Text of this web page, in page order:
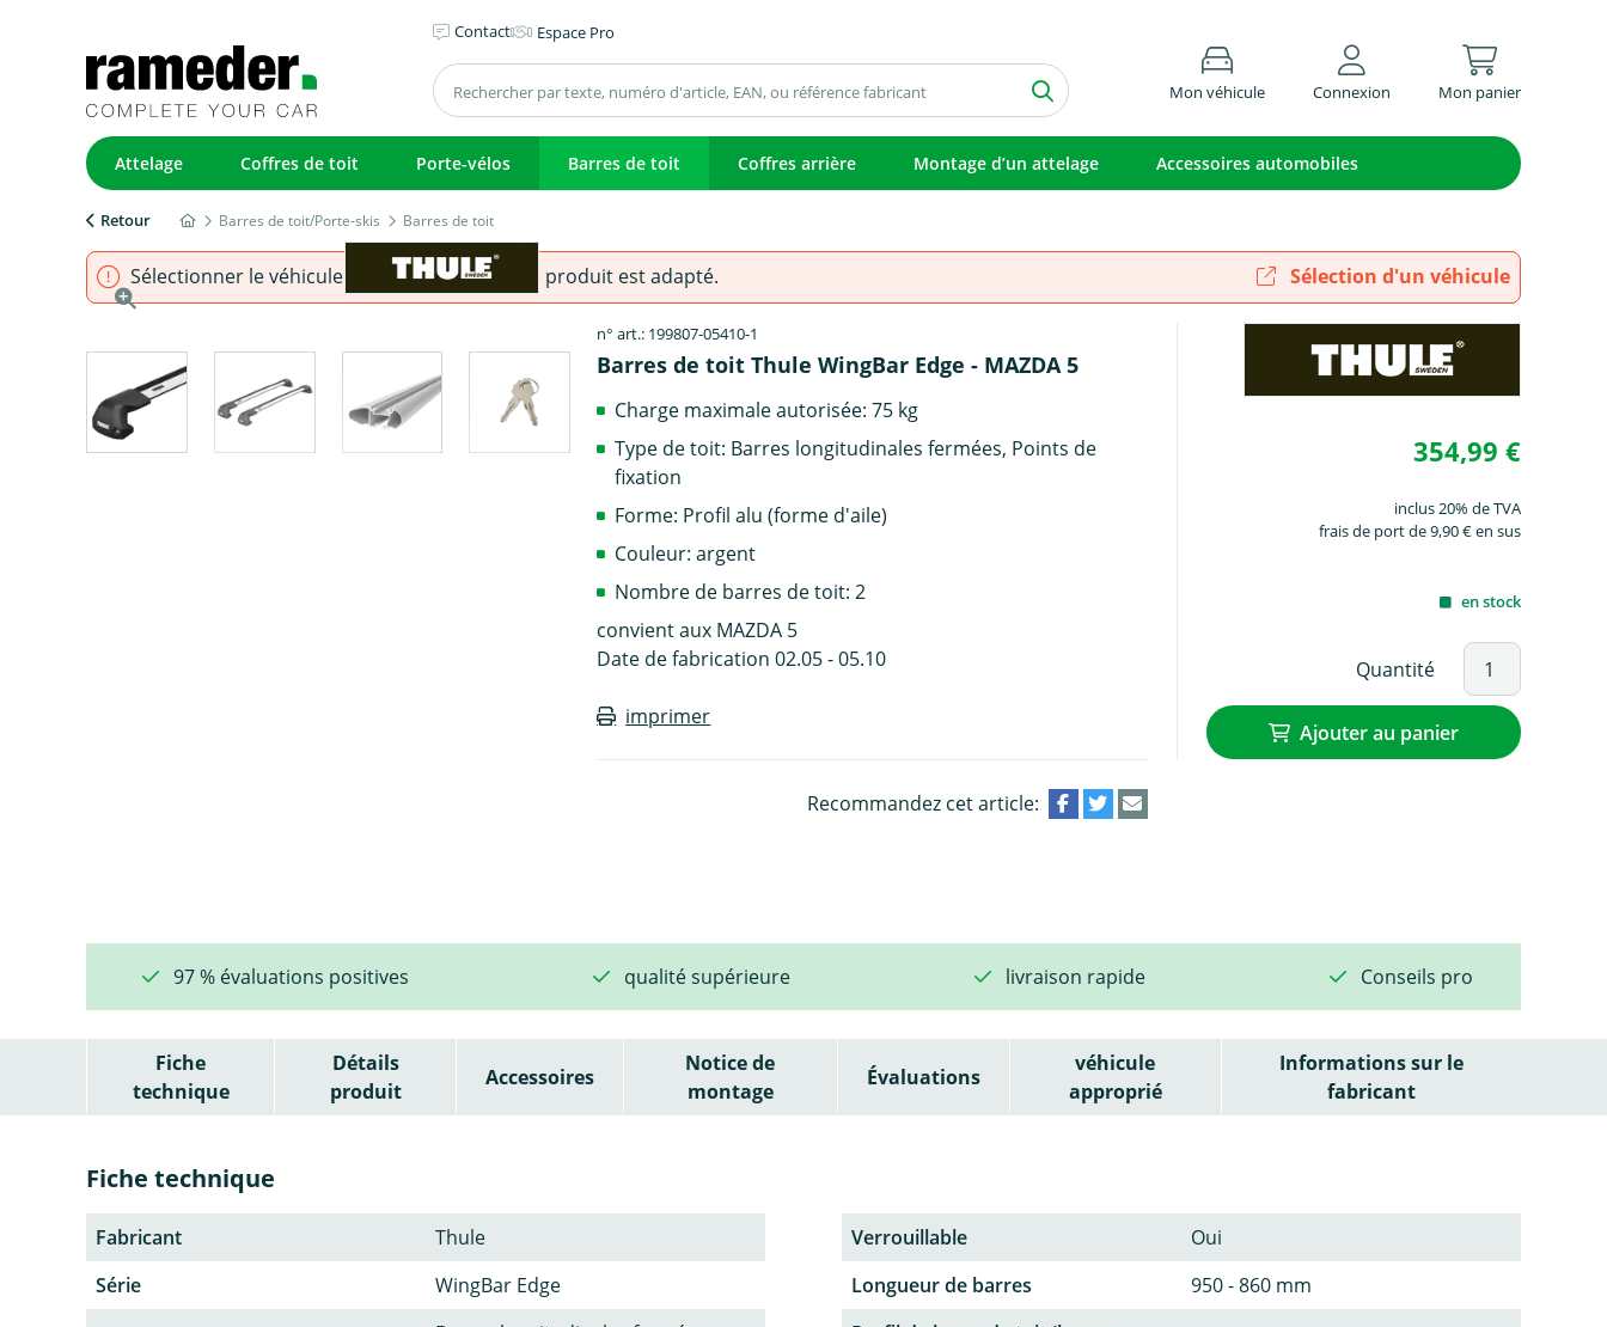
Contact Espace Pro
Mon véhicule Connexion Mon panier
Attelage Coffres de toit Porte-vélos Barres de toit Coffres arrière Montage d’un attelage Accessoires automobiles
Retour Barres de toit/Porte-skis Barres de toit
Sélectionner le véhicule pour s'assurer que le produit est adapté. Sélection d'un véhicule
n° art.: 199807-05410-1
Barres de toit Thule WingBar Edge - MAZDA 5
Charge maximale autorisée: 75 kg
Type de toit: Barres longitudinales fermées, Points de
fixation
Forme: Profil alu (forme d'aile)
Couleur: argent
Nombre de barres de toit: 2
convient aux MAZDA 5
Date de fabrication 02.05 - 05.10
imprimer
Recommandez cet article:
354,99 €
inclus 20% de TVA
frais de port de 9,90 € en sus
en stock
Quantité
Ajouter au panier
97 % évaluations positives qualité supérieure livraison rapide Conseils pro
Fiche
technique
Détails
produit
Accessoires
Notice de
montage
Évaluations
véhicule
approprié
Informations sur le
fabricant
Fiche technique
Fabricant
Thule
Série
WingBar Edge
Verrouillable
Oui
Longueur de barres
950 - 860 mm